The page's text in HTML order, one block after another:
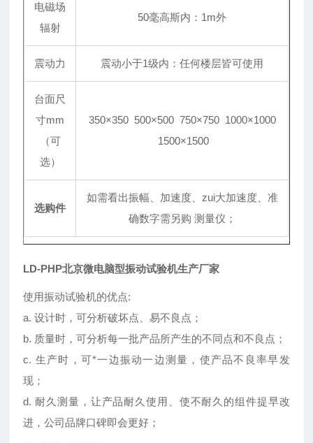
电磁场
辐射
50毫高斯内：1m外
震动力 震动小于1级内：任何楼层皆可使用
台面尺
寸mm
（可
选）
350×350 500×500 750×750 1000×1000
1500×1500
选购件
如需看出振幅、加速度、zui大加速度、准
确数字需另购 测量仪；
LD-PHP北京微电脑型振动试验机生产厂家
使用振动试验机的优点:
a. 设计时，可分析破坏点、易不良点；
b. 质量时，可分析每一批产品所产生的不同点和不良点；
c. 生产时，可*一边振动一边测量，使产品不良率早发
现；
d. 耐久测量，让产品耐久使用、使不耐久的组件提早改
进，公司品牌口碑即会更好；